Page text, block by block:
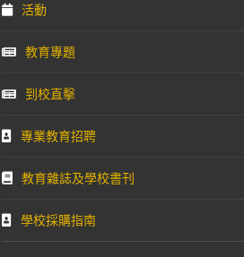
活動
教育專題
到校直擊
專業教育招聘
教育雜誌及學校書刊
學校採購指南